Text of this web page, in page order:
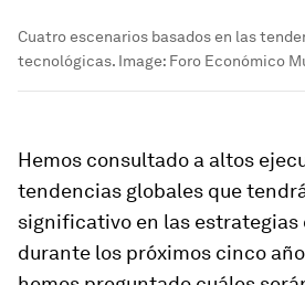
Cuatro escenarios basados en las
tecnológicas. Image: Foro Económico
Hemos consultado a altos
tendencias globales que
significativo en las estrategias
durante los próximos cinco